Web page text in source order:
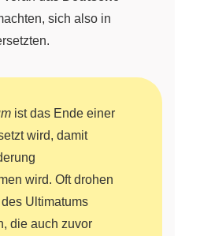
sich also in
ist das Ende einer
wird, damit
wird. Oft drohen
Ultimatums
die auch zuvor